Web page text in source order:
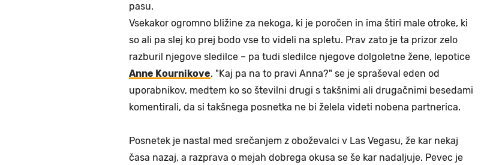
pasu.
Vsekakor ogromno bližine za nekoga, ki je poročen in ima štiri male otroke, ki
so ali pa slej ko prej bodo vse to videli na spletu. Prav zato je ta prizor zelo
razburil njegove sledilce – pa tudi sledilce njegove dolgoletne žene, lepotice
Anne Kournikove. "Kaj pa na to pravi Anna?" se je spraševal eden od
uporabnikov, medtem ko so številni drugi s takšnimi ali drugačnimi besedami
komentirali, da si takšnega posnetka ne bi želela videti nobena partnerica.
Posnetek je nastal med srečanjem z oboževalci v Las Vegasu, že kar nekaj
časa nazaj, a razprava o mejah dobrega okusa se še kar nadaljuje. Pevec je